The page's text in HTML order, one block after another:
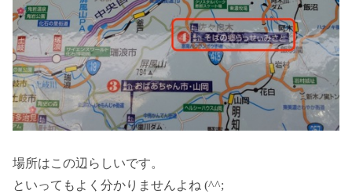
場所はこの辺らしいです。
といってもよく分かりませんよね (^^;